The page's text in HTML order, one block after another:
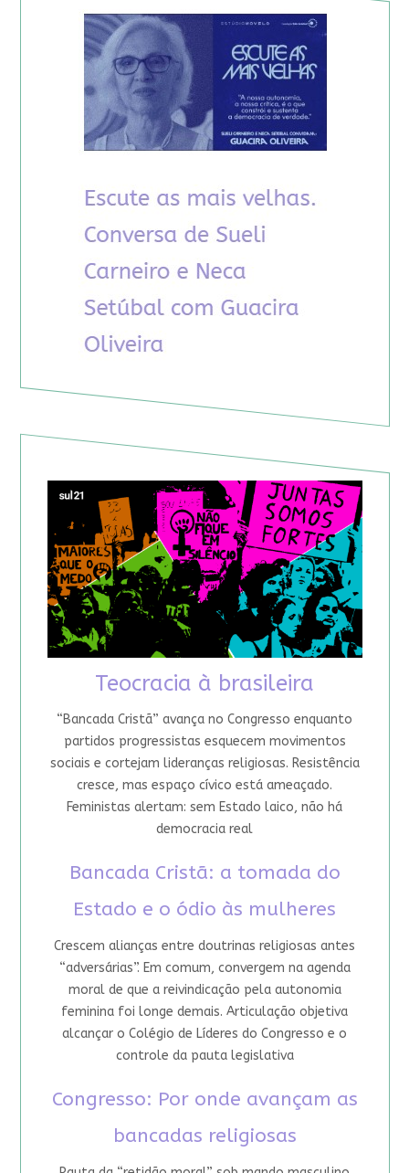
Teocracia à brasileira
“Bancada Cristã” avança no Congresso enquanto
partidos progressistas esquecem movimentos
sociais e cortejam lideranças religiosas. Resistência
cresce, mas espaço cívico está ameaçado.
Feministas alertam: sem Estado laico, não há
democracia real
Bancada Cristã: a tomada do
Estado e o ódio às mulheres
Crescem alianças entre doutrinas religiosas antes
“adversárias”. Em comum, convergem na agenda
moral de que a reivindicação pela autonomia
feminina foi longe demais. Articulação objetiva
alcançar o Colégio de Líderes do Congresso e o
controle da pauta legislativa
Congresso: Por onde avançam as
bancadas religiosas